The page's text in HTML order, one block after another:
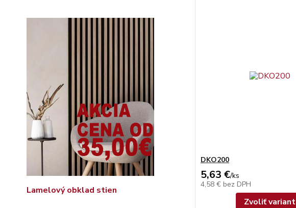
Lamelový obklad stien
DKO200
5,63 €/ks
4,58 € bez DPH
Zvoliť variant